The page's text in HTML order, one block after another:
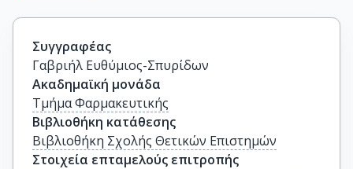
Συγγραφέας
Γαβριήλ Ευθύμιος-Σπυρίδων
Ακαδημαϊκή μονάδα
Τμήμα Φαρμακευτικής
Βιβλιοθήκη κατάθεσης
Βιβλιοθήκη Σχολής Θετικών Επιστημών
Στοιχεία επταμελούς επιτροπής